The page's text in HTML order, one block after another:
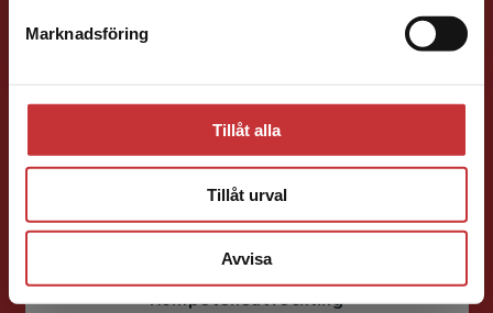
Marknadsföring
Tillåt alla
Tillåt urval
Avvisa
Förlagskoordinator Kurslitteratur och
Kompetensutveckling